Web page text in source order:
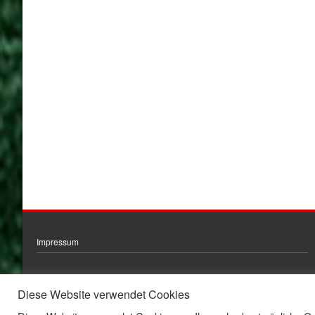
Impressum
Diese Website verwendet Cookies